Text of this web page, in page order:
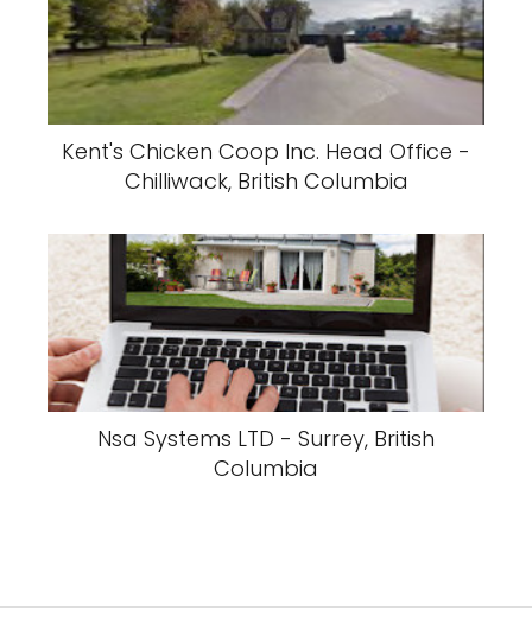
Kent's Chicken Coop Inc. Head Office -
Chilliwack, British Columbia
Nsa Systems LTD - Surrey, British
Columbia